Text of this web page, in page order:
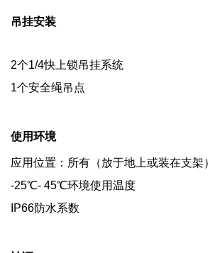
吊挂安装
2个1/4快上锁吊挂系统
1个安全绳吊点
使用环境
应用位置：所有（放于地上或装在支架）
-25℃- 45℃环境使用温度
IP66防水系数